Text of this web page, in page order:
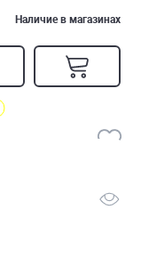
Наличие в магазинах